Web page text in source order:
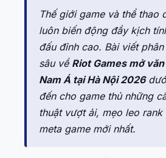
Thế giới game và thể thao
luôn biến động đầy kịch
đấu đỉnh cao. Bài viết
sâu về Riot Games mở
Nam Á tại Hà Nội 2026
đến cho game thủ những
thuật vượt ải, mẹo leo rank
meta game mới nhất.